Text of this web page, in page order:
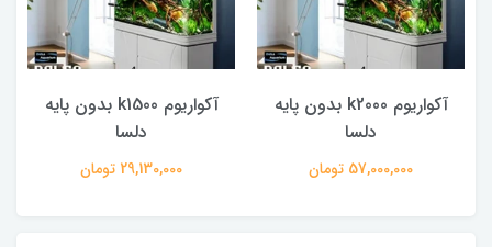
آکواریوم k2000 بدون پایه
دلسا
57,000,000 تومان
آکواریوم k1500 بدون پایه
دلسا
29,130,000 تومان